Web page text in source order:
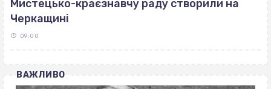
Мистецько-краєзнавчу раду створили на
Черкащині
09:00
ВАЖЛИВО